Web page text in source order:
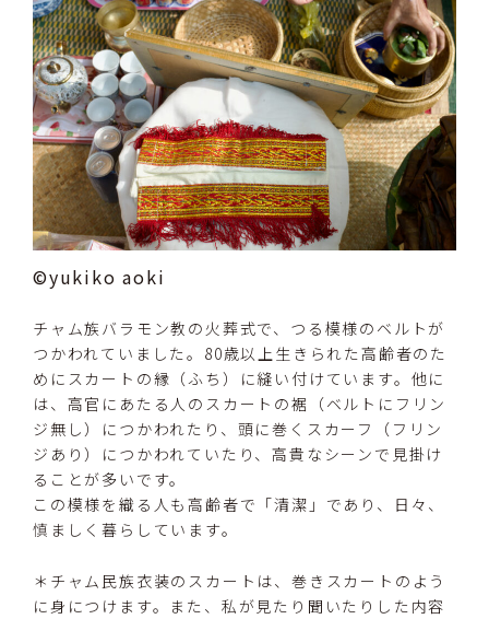
©yukiko aoki
チャム族バラモン教の火葬式で、つる模様のベルトが
つかわれていました。80歳以上生きられた高齢者のた
めにスカートの縁（ふち）に縫い付けています。他に
は、高官にあたる人のスカートの裾（ベルトにフリン
ジ無し）につかわれたり、頭に巻くスカーフ（フリン
ジあり）につかわれていたり、高貴なシーンで見掛け
ることが多いです。
この模様を織る人も高齢者で「清潔」であり、日々、
慎ましく暮らしています。
＊チャム民族衣装のスカートは、巻きスカートのよう
に身につけます。また、私が見たり聞いたりした内容